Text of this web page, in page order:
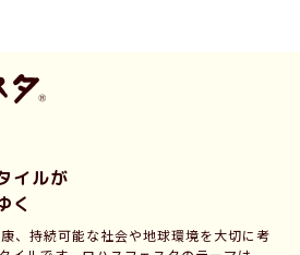
イルが
く
康、持続可能な社会や地球環境を大切に考